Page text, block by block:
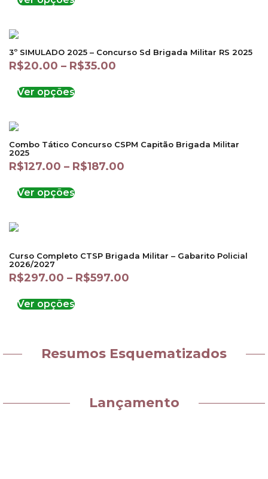
3º SIMULADO 2025 – Concurso Sd Brigada Militar RS 2025
R$20.00 – R$35.00
Ver opções
Combo Tático Concurso CSPM Capitão Brigada Militar
2025
R$127.00 – R$187.00
Ver opções
Curso Completo CTSP Brigada Militar – Gabarito Policial
2026/2027
R$297.00 – R$597.00
Ver opções
Resumos Esquematizados
Lançamento